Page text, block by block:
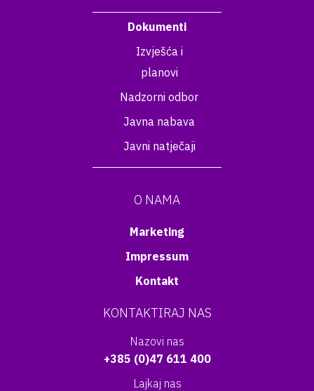
Dokumenti
Izvješća i
planovi
Nadzorni odbor
Javna nabava
Javni natječaji
O NAMA
Marketing
Impressum
Kontakt
KONTAKTIRAJ NAS
Nazovi nas
+385 (0)47 611 400
Lajkaj nas